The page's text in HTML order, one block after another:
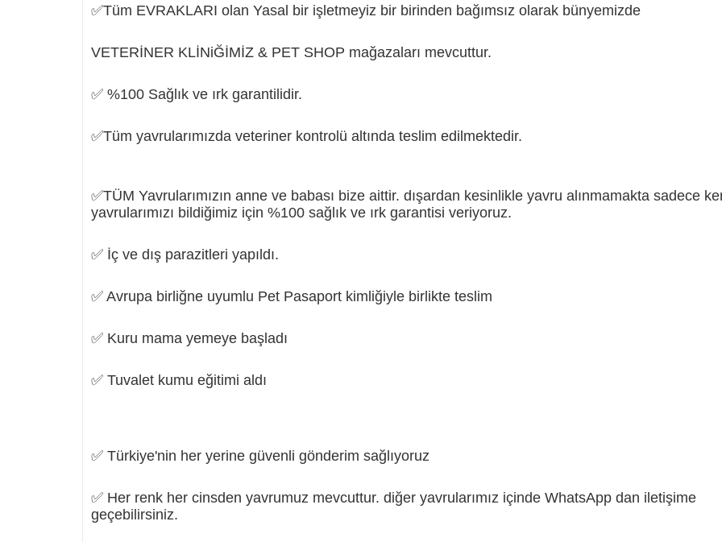
✅Tüm EVRAKLARI olan Yasal bir işletmeyiz bir birinden bağımsız olarak bünyemizde
VETERİNER KLİNiĞİMİZ & PET SHOP mağazaları mevcuttur.
✅ %100 Sağlık ve ırk garantilidir.
✅Tüm yavrularımızda veteriner kontrolü altında teslim edilmektedir.
✅TÜM Yavrularımızın anne ve babası bize aittir. dışardan kesinlikle yavru alınmamakta sadece
yavrularımızı bildiğimiz için %100 sağlık ve ırk garantisi veriyoruz.
✅ İç ve dış parazitleri yapıldı.
✅ Avrupa birliğne uyumlu Pet Pasaport kimliğiyle birlikte teslim
✅ Kuru mama yemeye başladı
✅ Tuvalet kumu eğitimi aldı
✅ Türkiye'nin her yerine güvenli gönderim sağlıyoruz
✅ Her renk her cinsden yavrumuz mevcuttur. diğer yavrularımız içinde WhatsApp dan iletişime
geçebilirsiniz.